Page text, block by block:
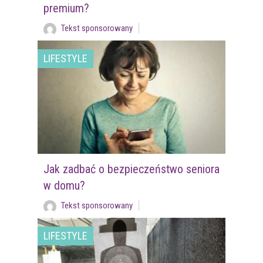
premium?
Tekst sponsorowany
LIFESTYLE
Jak zadbać o bezpieczeństwo seniora
w domu?
Tekst sponsorowany
LIFESTYLE